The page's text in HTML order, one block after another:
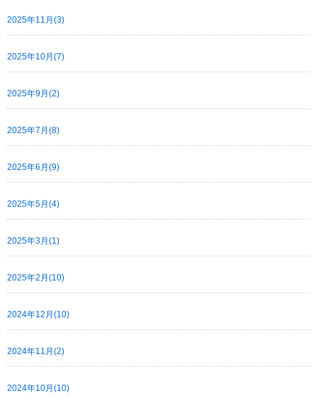
2025年11月(3)
2025年10月(7)
2025年9月(2)
2025年7月(8)
2025年6月(9)
2025年5月(4)
2025年3月(1)
2025年2月(10)
2024年12月(10)
2024年11月(2)
2024年10月(10)